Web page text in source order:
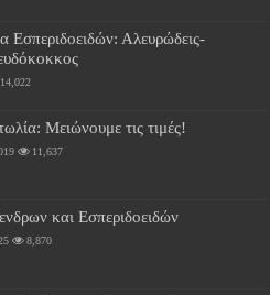
Εσπεριδοειδών: Αλευρώδεις-
14,022
Μειώνουμε τις τιμές!
11,637
και Εσπεριδοειδών
8,870